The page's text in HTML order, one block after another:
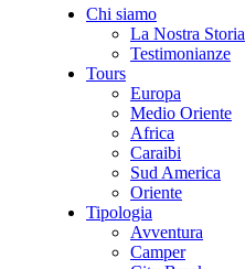
Chi siamo
La Nostra Storia
Testimonianze
Tours
Europa
Medio Oriente
Africa
Caraibi
Sud America
Oriente
Tipologia
Avventura
Camper